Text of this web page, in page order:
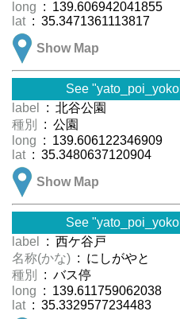
long : 139.606942041855
lat : 35.3471361113817
Show Map
See
label
: 北谷公園
種別
: 公園
long : 139.606122346909
lat : 35.3480637120904
Show Map
See
label
: 西ケ谷戸
名称(かな) : にしがやと
種別
: バス停
long : 139.611759062038
lat : 35.3329577234483